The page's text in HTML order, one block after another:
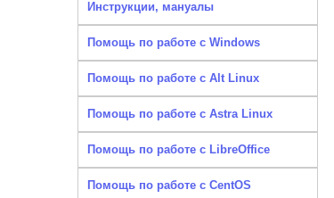
Инструкции, мануалы
Помощь по работе с Windows
Помощь по работе с Alt Linux
Помощь по работе с Astra Linux
Помощь по работе с LibreOffice
Помощь по работе с CentOS